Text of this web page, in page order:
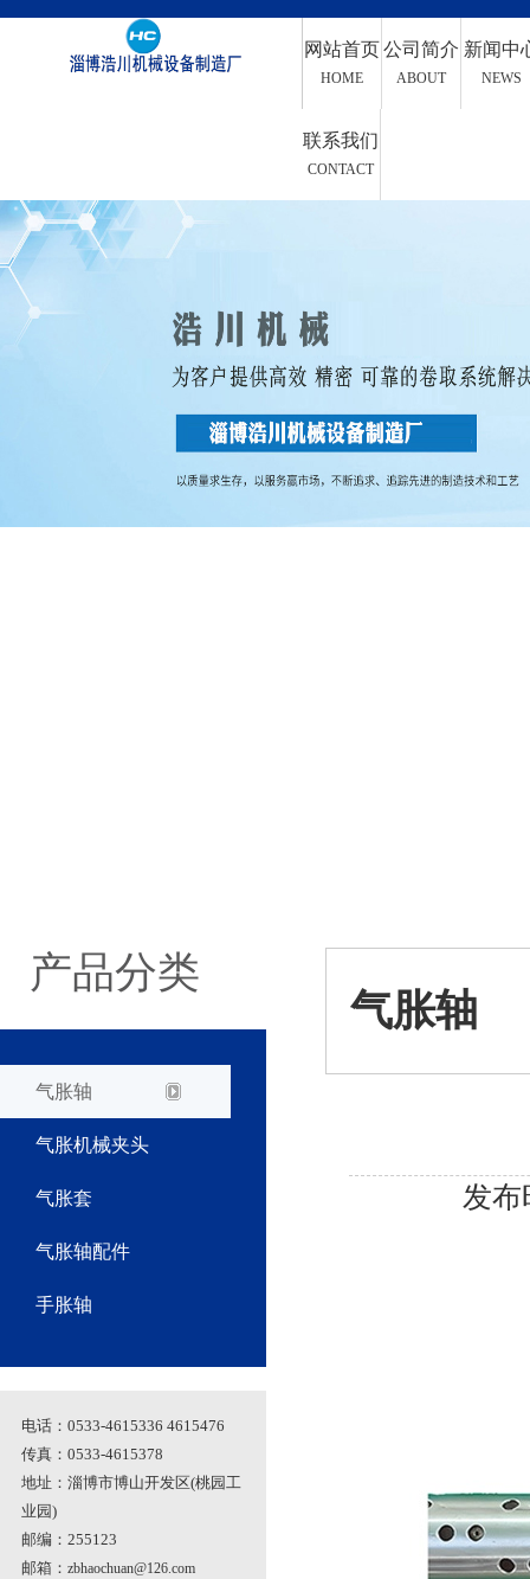
网站首页
HOME
公司简介
ABOUT
新闻中
NEWS
联系我们
CONTACT
产品分类
气胀轴
气胀机械夹头
气胀套
气胀轴配件
手胀轴
电话：0533-4615336 4615476
传真：0533-4615378
地址：淄博市博山开发区(桃园工
业园)
邮编：255123
邮箱： zbhaochuan@126.com
气胀轴
发